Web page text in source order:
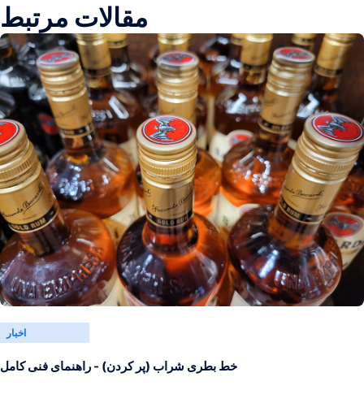
مقالات مرتبط
اخبار
خط بطری شراب (پر کردن) - راهنمای فنی کامل